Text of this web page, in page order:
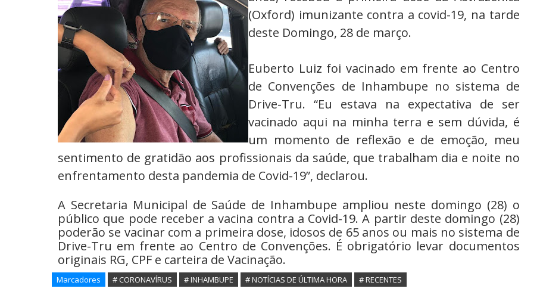
(Oxford) imunizante contra a covid-19, na tarde
deste Domingo, 28 de março.
Euberto Luiz foi vacinado em frente ao Centro
de Convenções de Inhambupe no sistema de
Drive-Tru. “Eu estava na expectativa de ser
vacinado aqui na minha terra e sem dúvida, é
um momento de reflexão e de emoção, meu
sentimento de gratidão aos profissionais da saúde, que trabalham dia e noite no
enfrentamento desta pandemia de Covid-19”, declarou.
A Secretaria Municipal de Saúde de Inhambupe ampliou neste domingo (28) o
público que pode receber a vacina contra a Covid-19. A partir deste domingo (28)
poderão se vacinar com a primeira dose, idosos de 65 anos ou mais no sistema de
Drive-Tru em frente ao Centro de Convenções. É obrigatório levar documentos
originais RG, CPF e carteira de Vacinação.
Marcadores # CORONAVÍRUS # INHAMBUPE # NOTÍCIAS DE ÚLTIMA HORA # RECENTES